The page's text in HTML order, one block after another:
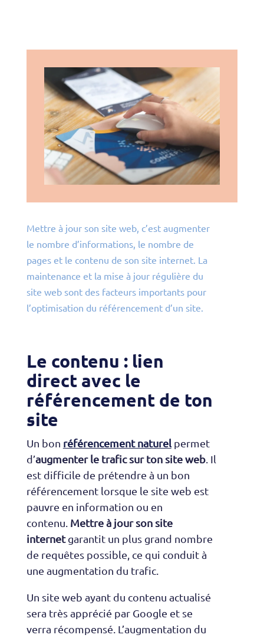
Mettre à jour son site web, c’est augmenter
le nombre d’informations, le nombre de
pages et le contenu de son site internet. La
maintenance et la mise à jour régulière du
site web sont des facteurs importants pour
l’optimisation du référencement d’un site.
Le contenu : lien
direct avec le
référencement de ton
site
Un bon référencement naturelpermet
d’augmenter le trafic sur ton site web. Il
est difficile de prétendre à un bon
référencement lorsque le site web est
pauvre en information ou en
contenu. Mettre à jour son site
internetgarantit un plus grand nombre
de requêtes possible, ce qui conduit à
une augmentation du trafic.
Un site web ayant du contenu actualisé
sera très apprécié par Google et se
verra récompensé. L’augmentation du